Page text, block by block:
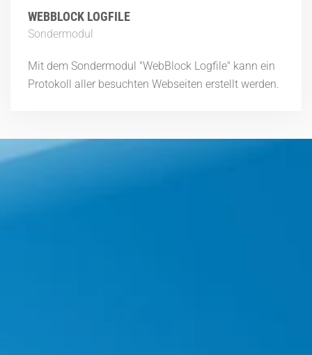
WEBBLOCK LOGFILE
Sondermodul
Mit dem Sondermodul "WebBlock Logfile" kann ein
Protokoll aller besuchten Webseiten erstellt werden.